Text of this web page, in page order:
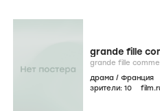
grande fille
драма / Франция
зрители: 10